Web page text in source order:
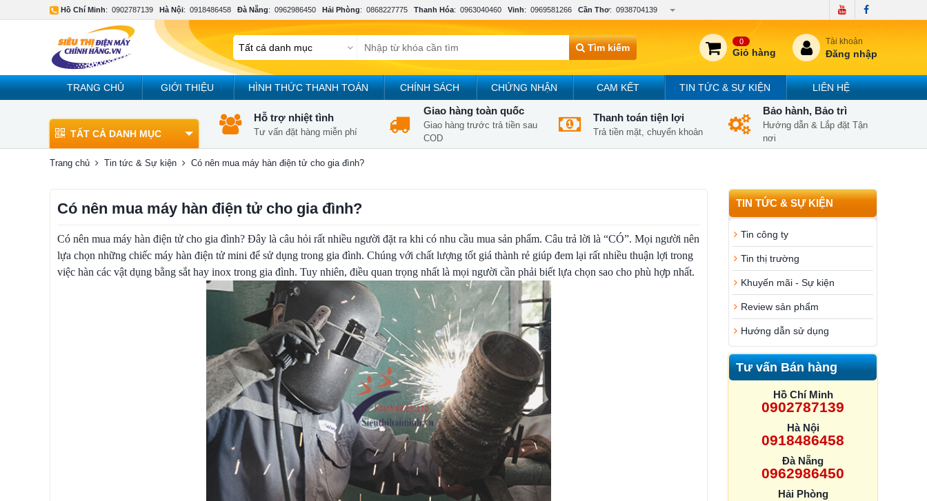
Hồ Chí Minh: 0902787139 Hà Nội: 0918486458 Đà Nẵng: 0962986450 Hải Phòng: 0868227775 Thanh Hóa: 0963040460 Vinh: 0969581266 Cần Thơ: 0938704139
Tìm kiếm
0
Giỏ hàng
Tài khoản
Đăng nhập
TRANG CHỦ GIỚI THIỆU HÌNH THỨC THANH TOÁN CHÍNH SÁCH CHỨNG NHẬN CAM KẾT TIN TỨC & SỰ KIỆN LIÊN HỆ
TẤT CẢ DANH MỤC
Hỗ trợ nhiệt tình
Tư vấn đặt hàng miễn phí
Giao hàng toàn quốc
Giao hàng trước trả tiền sau
COD
Thanh toán tiện lợi
Trả tiền mặt, chuyển khoản
Bảo hành, Bảo trì
Hướng dẫn & Lắp đặt Tận
nơi
Trang chủ Tin tức & Sự kiện Có nên mua máy hàn điện tử cho gia đình?
TIN TỨC & SỰ KIỆN
Tin công ty
Tin thị trường
Khuyến mãi - Sự kiện
Review sản phẩm
Hướng dẫn sử dụng
Tư vấn Bán hàng
Hồ Chí Minh
0902787139
Hà Nội
0918486458
Đà Nẵng
0962986450
Hải Phòng
Có nên mua máy hàn điện tử cho gia đình?
Có nên mua máy hàn điện tử cho gia đình? Đây là câu hỏi rất nhiều người đặt ra khi có nhu cầu mua sản phẩm. Câu trả lời là “CÓ”. Mọi người nên
lựa chọn những chiếc máy hàn điện tử mini để sử dụng trong gia đình. Chúng với chất lượng tốt giá thành rẻ giúp đem lại rất nhiều thuận lợi trong
việc hàn các vật dụng bằng sắt hay inox trong gia đình. Tuy nhiên, điều quan trọng nhất là mọi người cần phải biết lựa chọn sao cho phù hợp nhất.